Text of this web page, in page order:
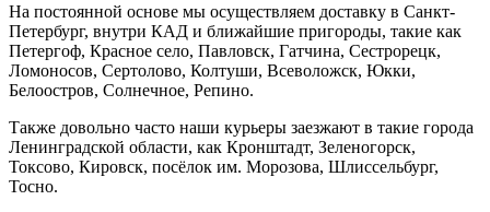
На постоянной основе мы осуществляем доставку в Санкт-
Петербург, внутри КАД и ближайшие пригороды, такие как
Петергоф, Красное село, Павловск, Гатчина, Сестрорецк,
Ломоносов, Сертолово, Колтуши, Всеволожск, Юкки,
Белоостров, Солнечное, Репино.
Также довольно часто наши курьеры заезжают в такие города
Ленинградской области, как Кронштадт, Зеленогорск,
Токсово, Кировск, посёлок им. Морозова, Шлиссельбург,
Тосно.